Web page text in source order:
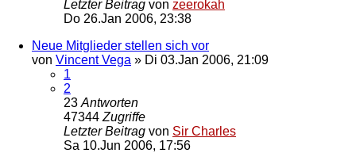
Letzter Beitrag von zeerokah
Do 26.Jan 2006, 23:38
Neue Mitglieder stellen sich vor
von Vincent Vega » Di 03.Jan 2006, 21:09
1
2
23 Antworten
47344 Zugriffe
Letzter Beitrag von Sir Charles
Sa 10.Jun 2006, 17:56